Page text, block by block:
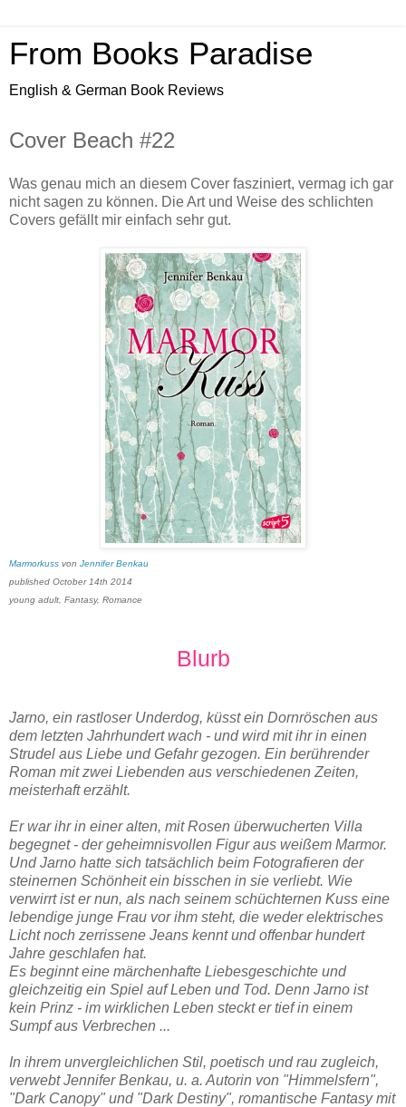
From Books Paradise
English & German Book Reviews
Cover Beach #22
Was genau mich an diesem Cover fasziniert, vermag ich gar
nicht sagen zu können. Die Art und Weise des schlichten
Covers gefällt mir einfach sehr gut.
Marmorkuss von Jennifer Benkau
published October 14th 2014
young adult, Fantasy, Romance
Blurb
Jarno, ein rastloser Underdog, küsst ein Dornröschen aus
dem letzten Jahrhundert wach - und wird mit ihr in einen
Strudel aus Liebe und Gefahr gezogen. Ein berührender
Roman mit zwei Liebenden aus verschiedenen Zeiten,
meisterhaft erzählt.
Er war ihr in einer alten, mit Rosen überwucherten Villa
begegnet - der geheimnisvollen Figur aus weißem Marmor.
Und Jarno hatte sich tatsächlich beim Fotografieren der
steinernen Schönheit ein bisschen in sie verliebt. Wie
verwirrt ist er nun, als nach seinem schüchternen Kuss eine
lebendige junge Frau vor ihm steht, die weder elektrisches
Licht noch zerrissene Jeans kennt und offenbar hundert
Jahre geschlafen hat.
Es beginnt eine märchenhafte Liebesgeschichte und
gleichzeitig ein Spiel auf Leben und Tod. Denn Jarno ist
kein Prinz - im wirklichen Leben steckt er tief in einem
Sumpf aus Verbrechen ...
In ihrem unvergleichlichen Stil, poetisch und rau zugleich,
verwebt Jennifer Benkau, u. a. Autorin von "Himmelsfern",
"Dark Canopy" und "Dark Destiny", romantische Fantasy mit